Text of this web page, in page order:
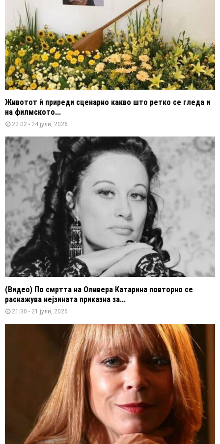
Животот ѝ приреди сценарио какво што ретко се гледа и
на филмското...
22:02 - 24 јули, 2026
(Видео) По смртта на Оливера Катарина повторно се
раскажува нејзината приказна за...
21:30 - 21 јули, 2026